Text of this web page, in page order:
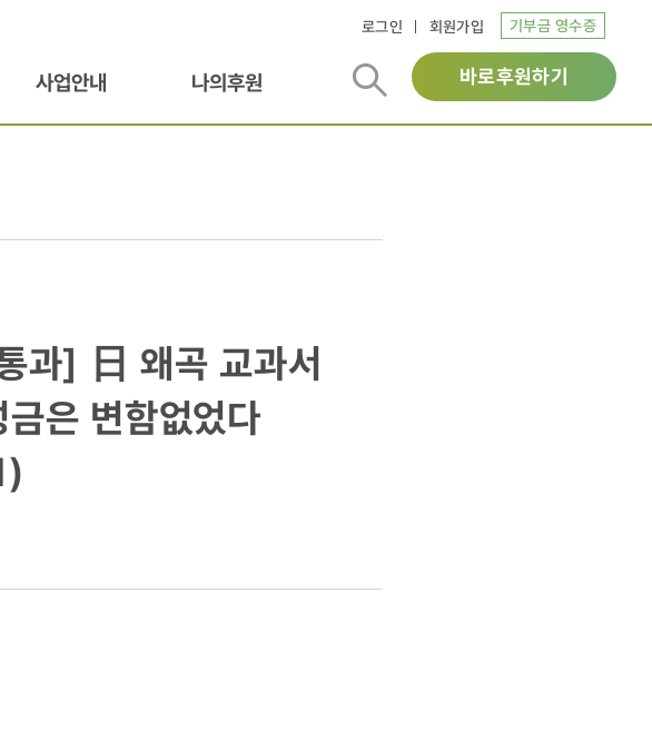
로그인 회원가입 기부금 영수증
사업안내 나의후원 바로후원하기
과] 日 왜곡 교과서
은 변함없었다